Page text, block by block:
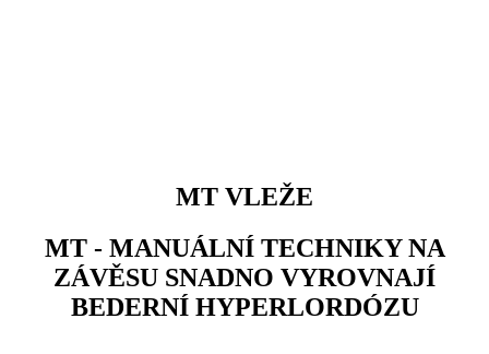
MT VLEŽE
MT - MANUÁLNÍ TECHNIKY NA
ZÁVĚSU SNADNO VYROVNAJÍ
BEDERNÍ HYPERLORDÓZU